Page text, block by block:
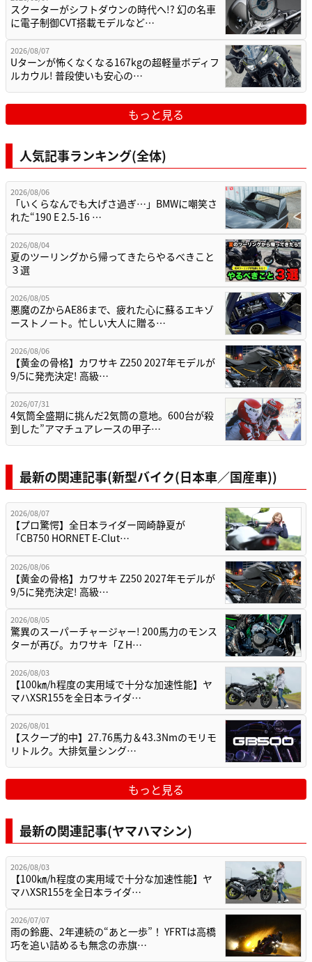
スクーターがシフトダウンの時代へ!? 幻の名車
に電子制御CVT搭載モデルなど…
2026/08/07
Uターンが怖くなくなる167kgの超軽量ボディフ
ルカウル! 普段使いも安心の…
もっと見る
人気記事ランキング(全体)
2026/08/06
「いくらなんでも大げさ過ぎ…」BMWに嘲笑さ
れた“190 E 2.5-16 …
2026/08/04
夏のツーリングから帰ってきたらやるべきこと
３選
2026/08/05
悪魔のZからAE86まで、疲れた心に蘇るエキゾ
ーストノート。忙しい大人に贈る…
2026/08/06
【黄金の骨格】カワサキ Z250 2027年モデルが
9/5に発売決定! 高級…
2026/07/31
4気筒全盛期に挑んだ2気筒の意地。600台が殺
到した”アマチュアレースの甲子…
最新の関連記事(新型バイク(日本車／国産車))
2026/08/07
【プロ驚愕】全日本ライダー岡崎静夏が
「CB750 HORNET E-Clut…
2026/08/06
【黄金の骨格】カワサキ Z250 2027年モデルが
9/5に発売決定! 高級…
2026/08/05
驚異のスーパーチャージャー! 200馬力のモンス
ターが再び。カワサキ「Z H…
2026/08/03
【100㎞/h程度の実用域で十分な加速性能】ヤ
マハXSR155を全日本ライダ…
2026/08/01
【スクープ的中】27.76馬力＆43.3Nmのモリモ
リトルク。大排気量シング…
もっと見る
最新の関連記事(ヤマハマシン)
2026/08/03
【100㎞/h程度の実用域で十分な加速性能】ヤ
マハXSR155を全日本ライダ…
2026/07/07
雨の鈴鹿、2年連続の“あと一歩”！ YFRTは高橋
巧を追い詰めるも無念の赤旗…